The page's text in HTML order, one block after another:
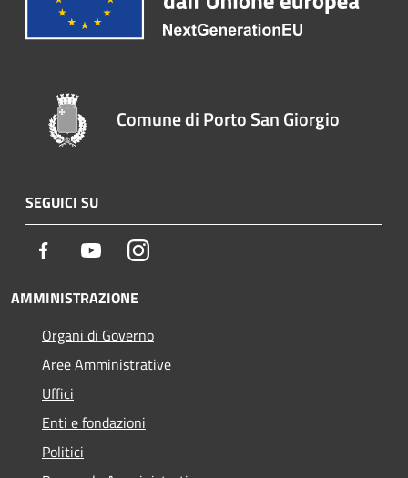
Comune di Porto San Giorgio
SEGUICI SU
Facebook YoutubeInstagram
AMMINISTRAZIONE
Organi di Governo
Aree Amministrative
Uffici
Enti e fondazioni
Politici